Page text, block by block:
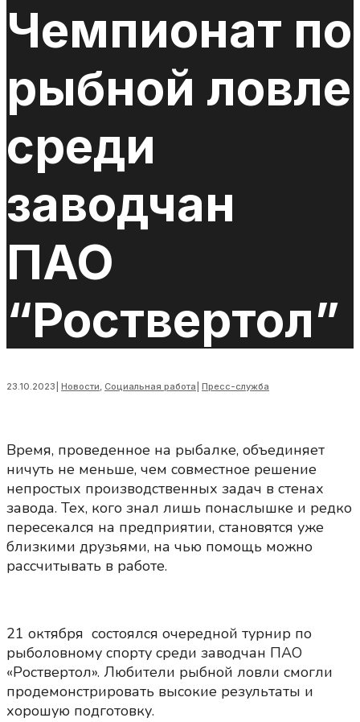
Чемпионат по
рыбной ловле
среди
заводчан
ПАО
“Роствертол”
23.10.2023 Новости, Социальная работа Пресс-служба
Время, проведенное на рыбалке, объединяет
ничуть не меньше, чем совместное решение
непростых производственных задач в стенах
завода. Тех, кого знал лишь понаслышке и редко
пересекался на предприятии, становятся уже
близкими друзьями, на чью помощь можно
рассчитывать в работе.
21 октября состоялся очередной турнир по
рыболовному спорту среди заводчан ПАО
«Роствертол». Любители рыбной ловли смогли
продемонстрировать высокие результаты и
хорошую подготовку.